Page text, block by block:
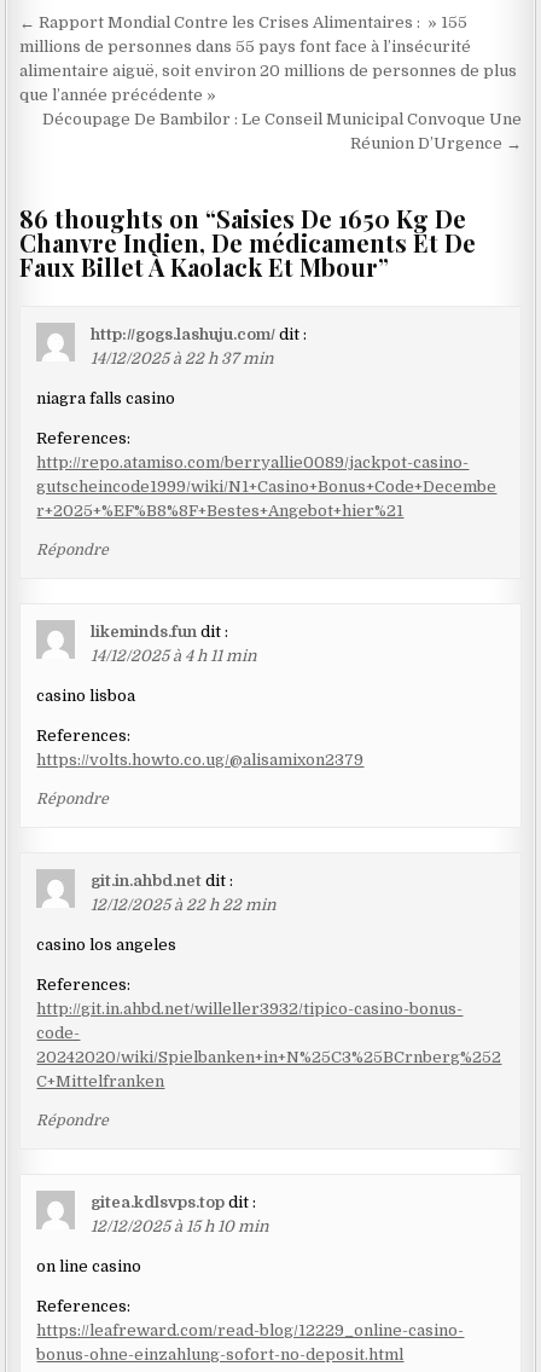
Navigation
de
l’article
← Rapport Mondial Contre les Crises Alimentaires : » 155
millions de personnes dans 55 pays font face à l’insécurité
alimentaire aiguë, soit environ 20 millions de personnes de plus
que l’année précédente »
Découpage De Bambilor : Le Conseil Municipal Convoque Une
Réunion D’Urgence →
86 thoughts on “Saisies De 1650 Kg De
Chanvre Indien, De médicaments Et De
Faux Billet À Kaolack Et Mbour”
http://gogs.lashuju.com/ dit :
14/12/2025 à 22 h 37 min
niagra falls casino
References:
http://repo.atamiso.com/berryallie0089/jackpot-casino-
gutscheincode1999/wiki/N1+Casino+Bonus+Code+Decembe
r+2025+%EF%B8%8F+Bestes+Angebot+hier%21
Répondre
likeminds.fun dit :
14/12/2025 à 4 h 11 min
casino lisboa
References:
https://volts.howto.co.ug/@alisamixon2379
Répondre
git.in.ahbd.net dit :
12/12/2025 à 22 h 22 min
casino los angeles
References:
http://git.in.ahbd.net/willeller3932/tipico-casino-bonus-
code-
20242020/wiki/Spielbanken+in+N%25C3%25BCrnberg%252
C+Mittelfranken
Répondre
gitea.kdlsvps.top dit :
12/12/2025 à 15 h 10 min
on line casino
References:
https://leafreward.com/read-blog/12229_online-casino-
bonus-ohne-einzahlung-sofort-no-deposit.html